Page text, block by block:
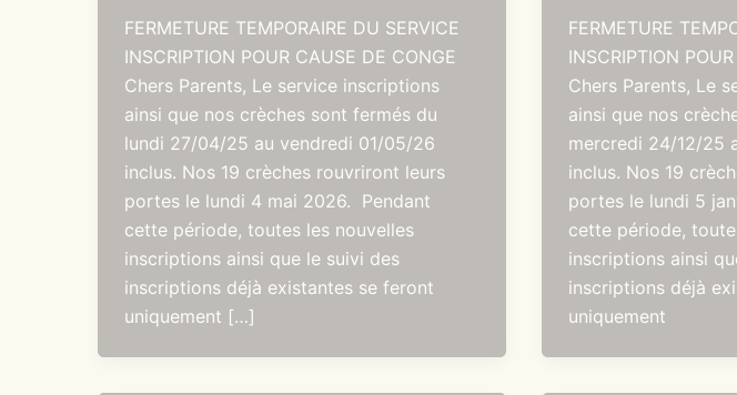
FERMETURE TEMPORAIRE DU SERVICE
INSCRIPTION POUR CAUSE DE CONGE
Chers Parents, Le service inscriptions
ainsi que nos crèches sont fermés du
lundi 27/04/25 au vendredi 01/05/26
inclus. Nos 19 crèches rouvriront leurs
portes le lundi 4 mai 2026. Pendant
cette période, toutes les nouvelles
inscriptions ainsi que le suivi des
inscriptions déjà existantes se feront
uniquement […]
FERMETURE
INSCRIPTION
Chers Parents, Le
ainsi que nos
mercredi 24/12/25
inclus. Nos 19
portes le lundi 5
cette période,
inscriptions ainsi
inscriptions déjà
uniquement